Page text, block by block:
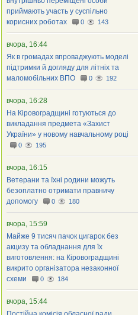
приймають участь у суспільно
корисних роботах
0 143
вчора, 16:44
Як в громадах впроваджують моделі
підтримки й догляду для літніх та
маломобільних ВПО
0 192
вчора, 16:28
На Кіровоградщині готуються до
викладання предмета «Захист
України» у новому навчальному році
0 195
вчора, 16:15
Ветерани та їхні родини можуть
безоплатно отримати правничу
допомогу
0 180
вчора, 15:59
Майже 9 тисяч пачок цигарок без
акцизу та обладнання для їх
виготовлення: на Кіровоградщині
викрито організатора незаконної
схеми
0 184
вчора, 15:44